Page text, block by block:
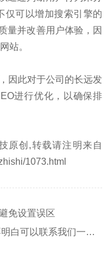
仅可以增加搜索引擎的
量并改善用户体验，因
站。
因此对于公司的长远发
进行优化，以确保排
原创,转载请注明来自
1073.html
免设置误区
下一篇：企业网站基础SEO诊断,不明白可以联系我们一一分析